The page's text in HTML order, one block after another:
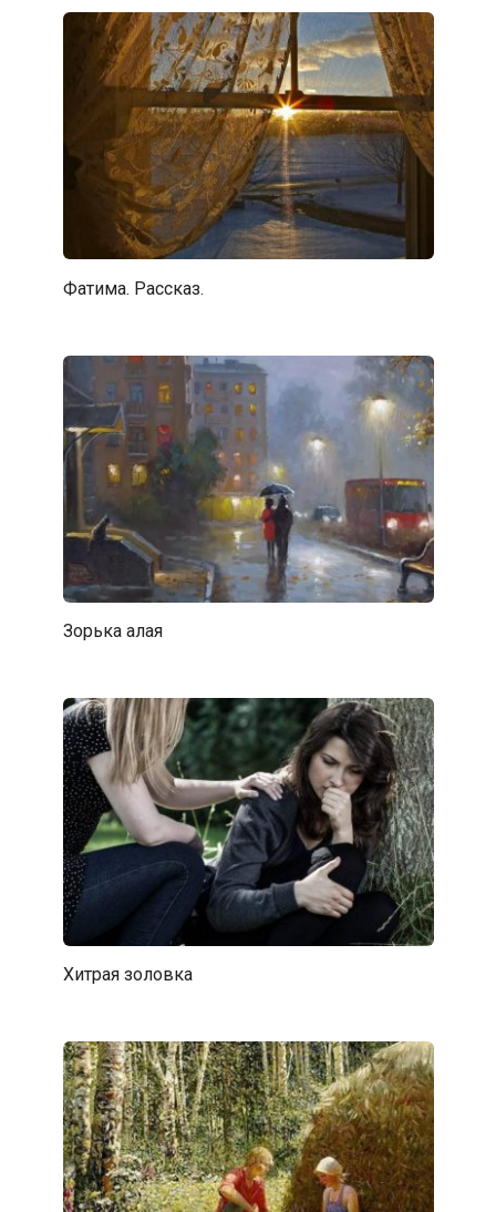
Фатима. Рассказ.
Зорька алая
Хитрая золовка